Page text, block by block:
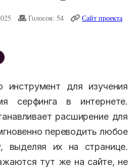
Голосов: 54 Сайт проекта
для изучения
серфинга в интернете.
расширение для
переводить любое
выделяя их на странице.
тут же на сайте, не